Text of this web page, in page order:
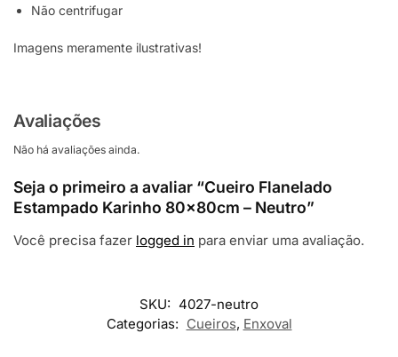
Não centrifugar
Imagens meramente ilustrativas!
Avaliações
Não há avaliações ainda.
Seja o primeiro a avaliar “Cueiro Flanelado
Estampado Karinho 80x80cm – Neutro”
Você precisa fazer logged in para enviar uma avaliação.
SKU: 4027-neutro
Categorias: Cueiros, Enxoval